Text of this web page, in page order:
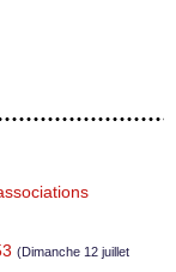
(Dimanche 12 juillet